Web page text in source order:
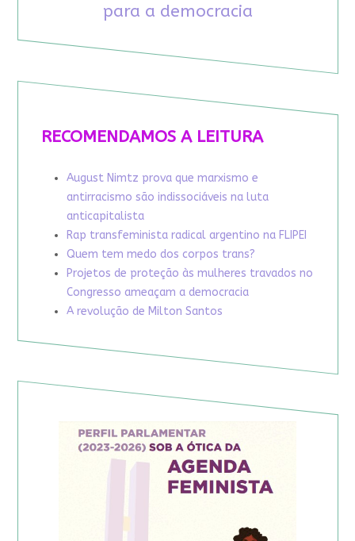
para a democracia
RECOMENDAMOS A LEITURA
August Nimtz prova que marxismo e
antirracismo são indissociáveis na luta
anticapitalista
Rap transfeminista radical argentino na FLIPEI
Quem tem medo dos corpos trans?
Projetos de proteção às mulheres travados no
Congresso ameaçam a democracia
A revolução de Milton Santos